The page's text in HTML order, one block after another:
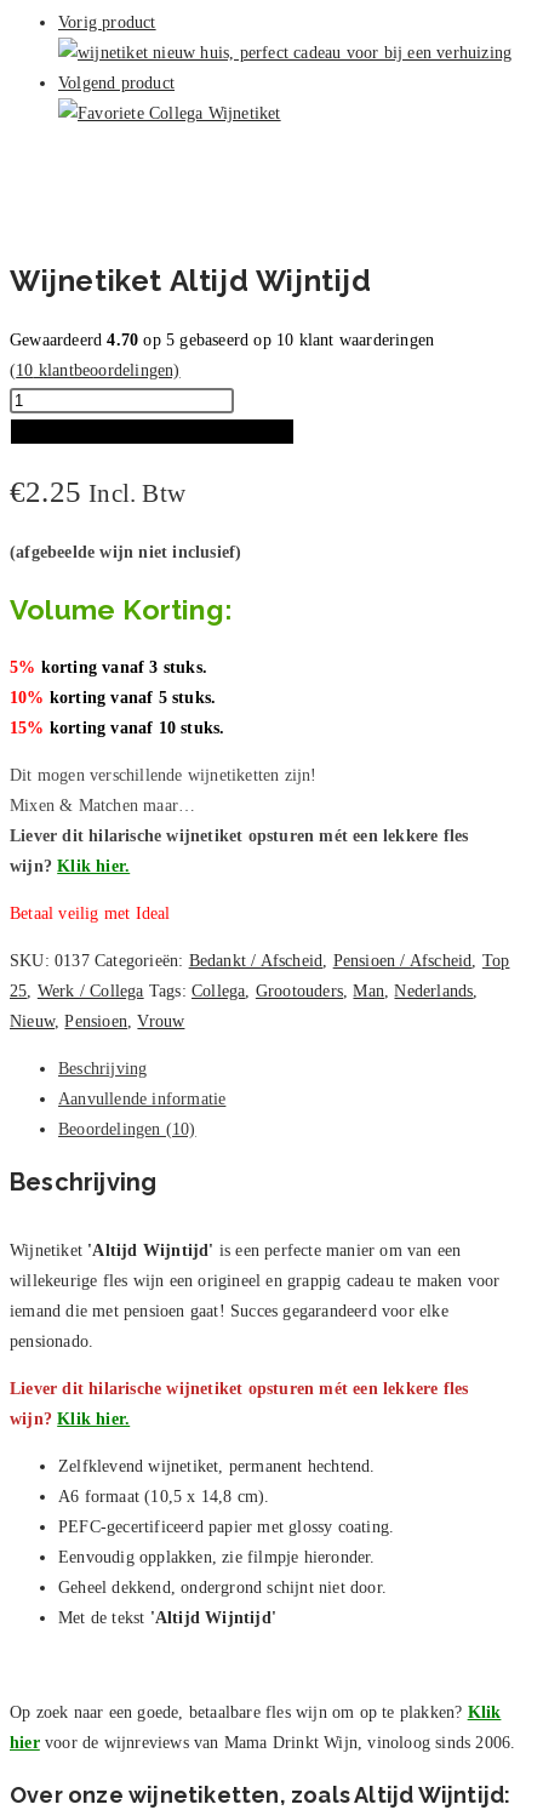
Vorig product
Volgend product
Wijnetiket Altijd Wijntijd
Gewaardeerd4.70 op 5 gebaseerd op 10 klant waarderingen
(10 klantbeoordelingen)
Wijnetiket
aantal
€2.25 Incl. Btw
(afgebeelde wijn niet inclusief)
Volume Korting:
5% korting vanaf 3 stuks.
10% korting vanaf 5 stuks.
15% korting vanaf 10 stuks.
Dit mogen verschillende wijnetiketten zijn!
Mixen & Matchen maar…
Liever dit hilarische wijnetiket opsturen mét een lekkere fles
wijn? Klik hier.
Betaal veilig met Ideal
SKU: 0137 Categorieën: Bedankt / Afscheid, Pensioen / Afscheid, Top
25, Werk / Collega Tags:Collega, Grootouders,Man,Nederlands,
Nieuw,Pensioen,Vrouw
Beschrijving
Aanvullende informatie
Beoordelingen (10)
Beschrijving
Wijnetiket 'Altijd Wijntijd' is een perfecte manier om van een
willekeurige fles wijn een origineel en grappig cadeau te maken voor
iemand die met pensioen gaat! Succes gegarandeerd voor elke
pensionado.
Liever dit hilarische wijnetiket opsturen mét een lekkere fles
wijn?Klik hier.
Zelfklevend wijnetiket, permanent hechtend.
A6 formaat (10,5 x 14,8 cm).
PEFC-gecertificeerd papier met glossy coating.
Eenvoudig opplakken, zie filmpje hieronder.
Geheel dekkend, ondergrond schijnt niet door.
Met de tekst 'Altijd Wijntijd'
Op zoek naar een goede, betaalbare fles wijn om op te plakken? Klik
hiervoor de wijnreviews van Mama Drinkt Wijn, vinoloog sinds 2006.
Over onze wijnetiketten, zoals Altijd Wijntijd: